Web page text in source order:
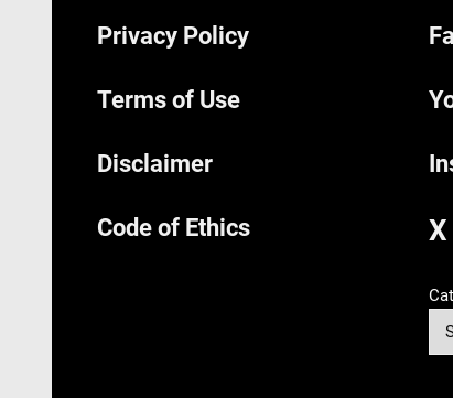
Privacy Policy
Terms of Use
Disclaimer
Code of Ethics X